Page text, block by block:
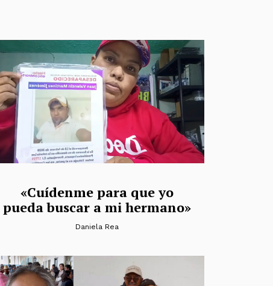
«Cuídenme para que yo
pueda buscar a mi hermano»
Daniela Rea